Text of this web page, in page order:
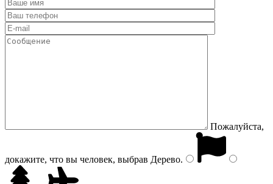
Пожалуйста,
докажите, что вы человек, выбрав Дерево.